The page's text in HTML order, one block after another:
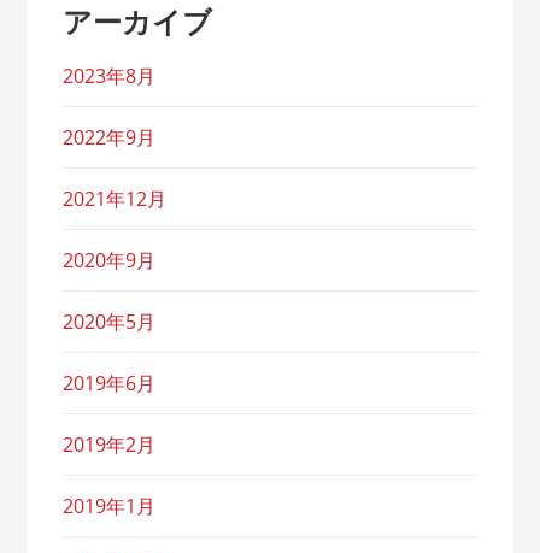
アーカイブ
2023年8月
2022年9月
2021年12月
2020年9月
2020年5月
2019年6月
2019年2月
2019年1月